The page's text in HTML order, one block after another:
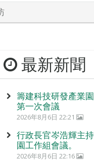
最新新聞
籌建科技研發產業
第一次會議
2026年8月6日 22:21
行政長官岑浩輝主
園工作組會議。
2026年8月6日 22:16